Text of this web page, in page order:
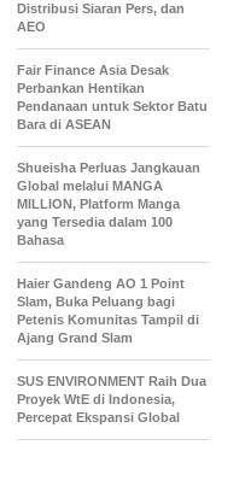
Distribusi Siaran Pers, dan
AEO
Fair Finance Asia Desak
Perbankan Hentikan
Pendanaan untuk Sektor Batu
Bara di ASEAN
Shueisha Perluas Jangkauan
Global melalui MANGA
MILLION, Platform Manga
yang Tersedia dalam 100
Bahasa
Haier Gandeng AO 1 Point
Slam, Buka Peluang bagi
Petenis Komunitas Tampil di
Ajang Grand Slam
SUS ENVIRONMENT Raih Dua
Proyek WtE di Indonesia,
Percepat Ekspansi Global